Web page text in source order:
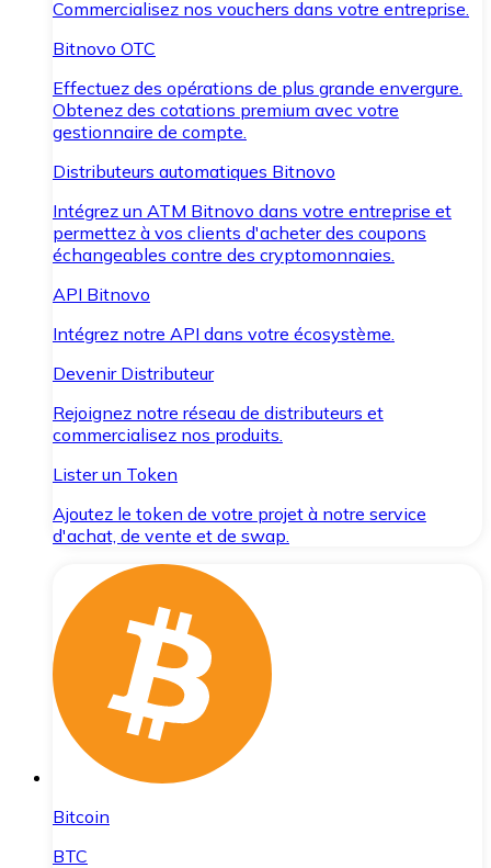
Commercialisez nos vouchers dans votre entreprise.
Bitnovo OTC
Effectuez des opérations de plus grande envergure.
Obtenez des cotations premium avec votre
gestionnaire de compte.
Distributeurs automatiques Bitnovo
Intégrez un ATM Bitnovo dans votre entreprise et
permettez à vos clients d'acheter des coupons
échangeables contre des cryptomonnaies.
API Bitnovo
Intégrez notre API dans votre écosystème.
Devenir Distributeur
Rejoignez notre réseau de distributeurs et
commercialisez nos produits.
Lister un Token
Ajoutez le token de votre projet à notre service
d'achat, de vente et de swap.
Bitcoin
BTC